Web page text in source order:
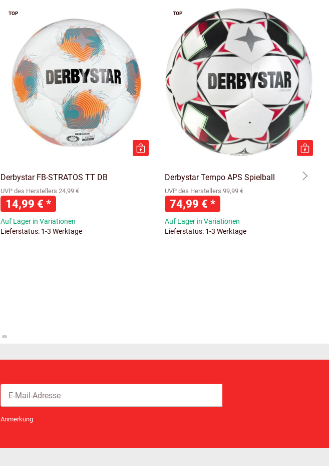
TOP
Derbystar FB-STRATOS TT DB
UVP des Herstellers 24,99 €
14,99 € *
Auf Lager in Variationen
Lieferstatus: 1-3 Werktage
TOP
Derbystar Tempo APS Spielball
UVP des Herstellers 99,99 €
74,99 € *
Auf Lager in Variationen
Lieferstatus: 1-3 Werktage
Anmerkung